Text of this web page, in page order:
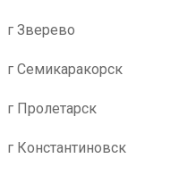
г Зверево
г Семикаракорск
г Пролетарск
г Константиновск